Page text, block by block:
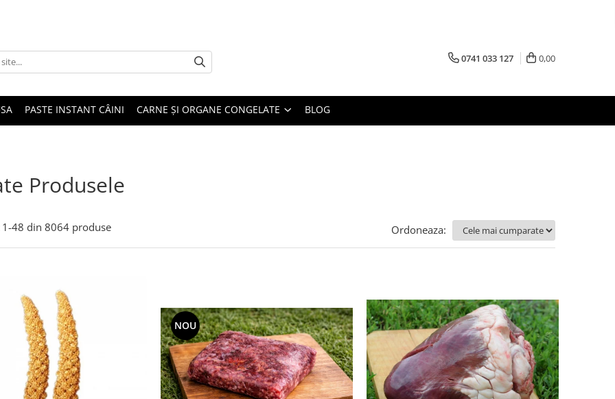
0741 033 127 0,00
PASTE INSTANT CÂINI CARNE ȘI ORGANE CONGELATE BLOG
Produsele
1-48 din 8064 produse Ordoneaza:
NOU